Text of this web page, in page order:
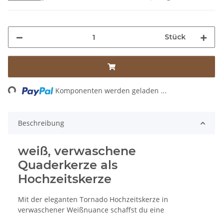
Stück
Komponenten werden geladen ...
Beschreibung
weiß, verwaschene
Quaderkerze als
Hochzeitskerze
Mit der eleganten Tornado Hochzeitskerze in
verwaschener Weißnuance schaffst du eine